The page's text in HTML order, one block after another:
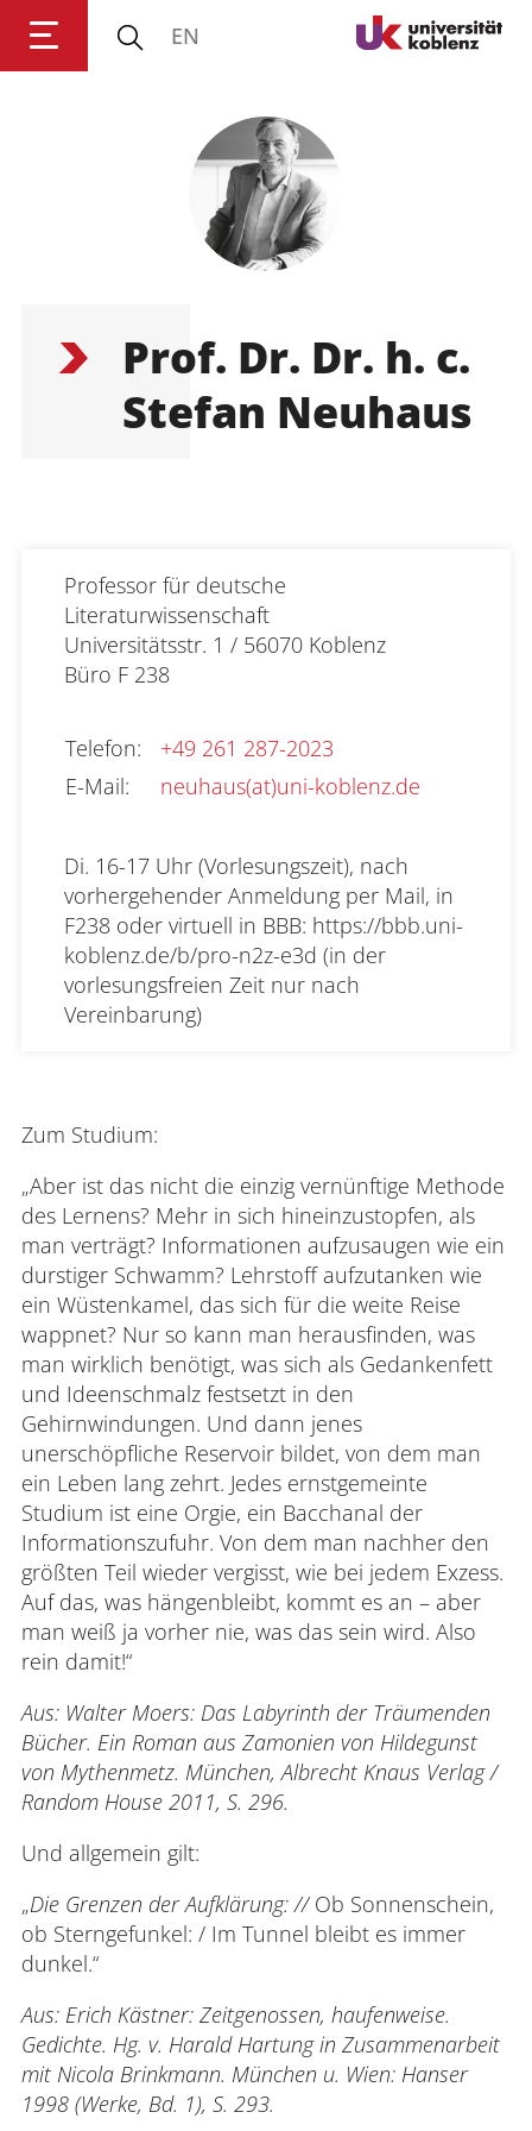
Impressum Datenschutz
EN
Prof. Dr. Dr. h. c.
Stefan Neuhaus
Professor für deutsche
Literaturwissenschaft
Universitätsstr. 1 / 56070 Koblenz
Büro F 238
Telefon:
+49 261 287-2023
E-Mail: neuhaus(at)uni-koblenz.de
Di. 16-17 Uhr (Vorlesungszeit), nach
vorhergehender Anmeldung per Mail, in
F238 oder virtuell in BBB: https://bbb.uni-
koblenz.de/b/pro-n2z-e3d (in der
vorlesungsfreien Zeit nur nach
Zum Studium:
„Aber ist das nicht die einzig vernünftige Methode
des Lernens? Mehr in sich hineinzustopfen, als
man verträgt? Informationen aufzusaugen wie ein
durstiger Schwamm? Lehrstoff aufzutanken wie
ein Wüstenkamel, das sich für die weite Reise
wappnet? Nur so kann man herausfinden, was
man wirklich benötigt, was sich als Gedankenfett
und Ideenschmalz festsetzt in den
Gehirnwindungen. Und dann jenes
unerschöpfliche Reservoir bildet, von dem man
ein Leben lang zehrt. Jedes ernstgemeinte
Studium ist eine Orgie, ein Bacchanal der
Informationszufuhr. Von dem man nachher den
größten Teil wieder vergisst, wie bei jedem Exzess.
Auf das, was hängenbleibt, kommt es an – aber
man weiß ja vorher nie, was das sein wird. Also
rein damit!“
Aus: Walter Moers: Das Labyrinth der Träumenden
Bücher. Ein Roman aus Zamonien von Hildegunst
von Mythenmetz. München, Albrecht Knaus Verlag /
Random House 2011, S. 296.
Und allgemein gilt:
„Die Grenzen der Aufklärung: //Ob Sonnenschein,
ob Sterngefunkel: / Im Tunnel bleibt es immer
dunkel.“
Aus: Erich Kästner: Zeitgenossen, haufenweise.
Gedichte. Hg. v. Harald Hartung in Zusammenarbeit
mit Nicola Brinkmann. München u. Wien: Hanser
1998 (Werke, Bd. 1), S. 293.